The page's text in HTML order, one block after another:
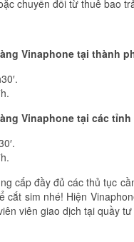
chuyển đổi từ thuê bao
Vinaphone tại thành
Vinaphone tại các
cấp đầy đủ các thủ tục
cắt sim nhé! Hiện
viên giao dịch tại quầy